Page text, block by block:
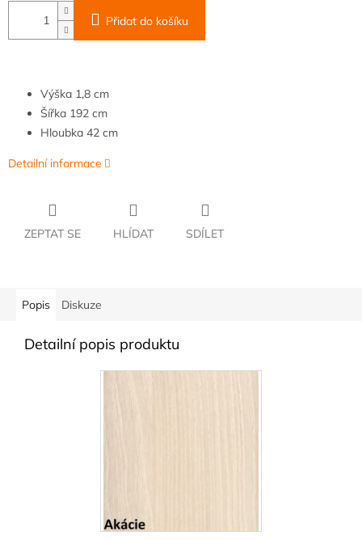
Přidat do košíku
Výška 1,8 cm
Šířka 192 cm
Hloubka 42 cm
Detailní informace
ZEPTAT SE HLÍDAT SDÍLET
Popis Diskuze
Detailní popis produktu